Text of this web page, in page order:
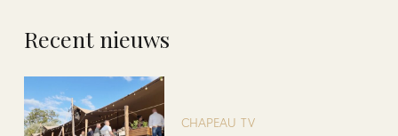
Recent nieuws
CHAPEAU TV